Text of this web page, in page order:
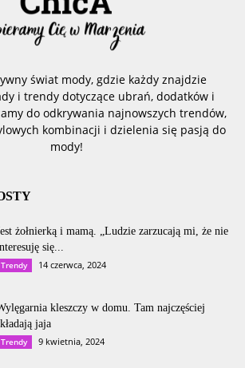
świat mody, gdzie każdy znajdzie
i trendy dotyczące ubrań, dodatków i
do odkrywania najnowszych trendów,
kombinacji i dzielenia się pasją do
mody!
żołnierką i mamą. „Ludzie zarzucają mi, że nie
się...
Trendy 14 czerwca, 2024
kleszczy w domu. Tam najczęściej
jaja
Trendy 9 kwietnia, 2024